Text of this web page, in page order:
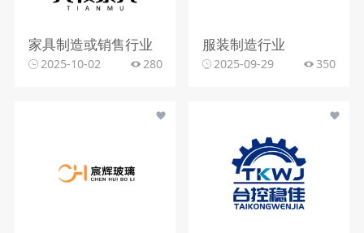
家具制造或销售行业
2025-10-02 280
服装制造行业
2025-09-29 350